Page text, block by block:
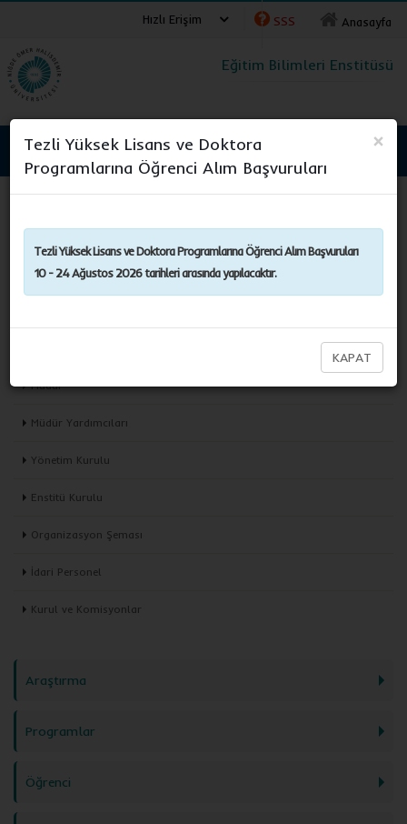
Anasayfa
SSS
Hızlı Erişim
NİĞDE ÖMER HALİSDEMİR ÜNİVERSİTESİ
Eğitim Bilimleri Enstitüsü
Müdür
Müdür Yardımcıları
Yönetim Kurulu
Enstitü Kurulu
Organizasyon Şeması
İdari Personel
Kurul ve Komisyonlar
Araştırma
Programlar
Öğrenci
×
Tezli Yüksek Lisans ve Doktora
Programlarına Öğrenci Alım Başvuruları
Tezli Yüksek Lisans ve Doktora Programlarına Öğrenci Alım Başvuruları
10 - 24 Ağustos 2026 tarihleri arasında yapılacaktır.
KAPAT